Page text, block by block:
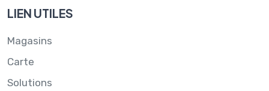
LIEN UTILES
Magasins
Carte
Solutions